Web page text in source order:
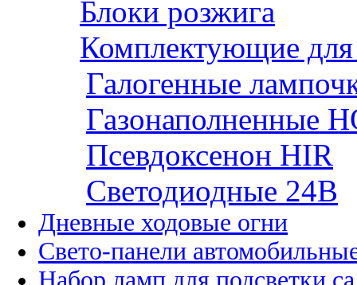
Блоки розжига
Комплектующие для
Галогенные
Газонаполненные
Псевдоксенон HIR
Cветодиодные 24B
Дневные ходовые огни
Свето-панели